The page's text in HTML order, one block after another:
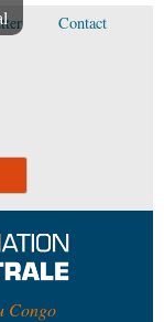
Contact
Congo